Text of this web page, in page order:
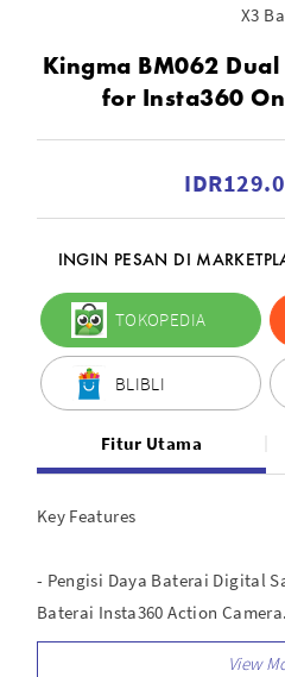
X3
Kingma BM062
for Insta360
INGIN PESAN DI
TOKOPEDIA
BLIBLI
Fitur Utama
Key Features
- Pengisi Daya Baterai Digital
Baterai Insta360 Action Camera.